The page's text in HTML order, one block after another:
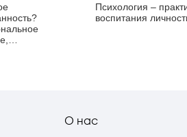
Психология –
воспитания
О нас